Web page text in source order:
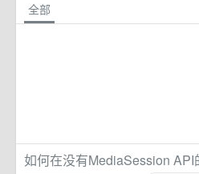
全部
如何在没有MediaSession